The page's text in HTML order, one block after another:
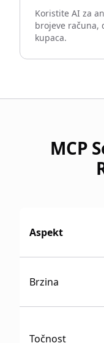
Koristite AI za
brojeve računa,
kupaca.
MCP
Aspekt
Brzina
Točnost